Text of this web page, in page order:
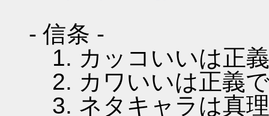
- 信条 -
1. カッコいいは正
2. カワいいは正義
3. ネタキャラは真